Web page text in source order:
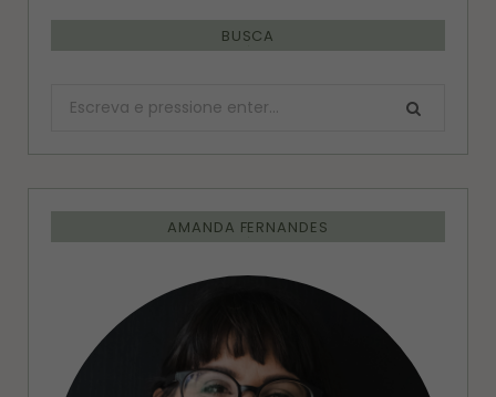
BUSCA
Procurar:
AMANDA FERNANDES